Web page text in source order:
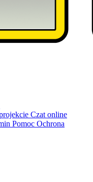
Czat online
Pomoc Ochrona